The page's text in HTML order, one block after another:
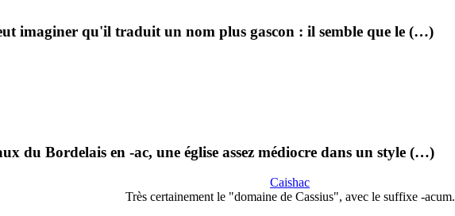
imaginer qu'il traduit un nom plus gascon : il semble que le (…)
du Bordelais en -ac, une église assez médiocre dans un style (…)
Caishac
Très certainement le "domaine de Cassius", avec le suffixe -acum.